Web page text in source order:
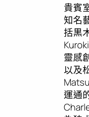
貴賓
知名
括黒
靈感
以及
運通